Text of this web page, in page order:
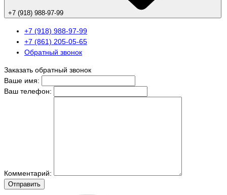
+7 (918) 988-97-99
+7 (918) 988-97-99
+7 (861) 205-05-65
Обратный звонок
Заказать обратный звонок
Ваше имя:
Ваш телефон:
Комментарий:
Отправить